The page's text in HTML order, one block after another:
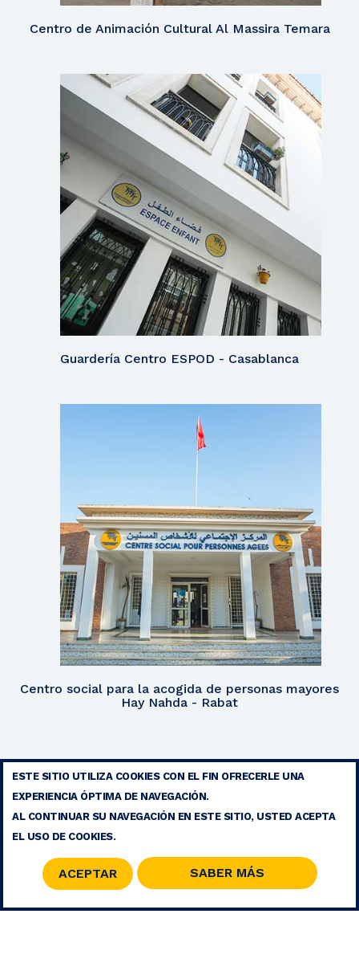
Centro de Animación Cultural Al Massira Temara
Guardería Centro ESPOD - Casablanca
Centro social para la acogida de personas mayores
Hay Nahda - Rabat
AVISO LEGAL
CONTACTO
RSS
© 2026 COPYRIGHT - FUNDACIÓN MOHAMMED V PARA LA
SOLIDARIDAD
ESTE SITIO UTILIZA COOKIES CON EL FIN OFRECERLE UNA
EXPERIENCIA ÓPTIMA DE NAVEGACIÓN.
AL CONTINUAR SU NAVEGACIÓN EN ESTE SITIO, USTED ACEPTA
EL USO DE COOKIES.
ACEPTAR SABER MÁS